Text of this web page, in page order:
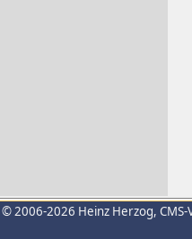
© 2006-2026 Heinz Herzog,